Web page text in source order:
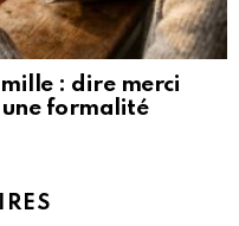
: dire merci
une formalité